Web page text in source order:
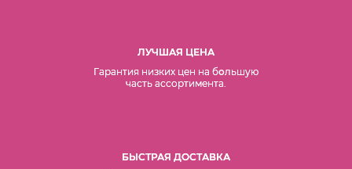
ЛУЧШАЯ ЦЕНА
Гарантия низких цен на большую
часть ассортимента.
БЫСТРАЯ ДОСТАВКА